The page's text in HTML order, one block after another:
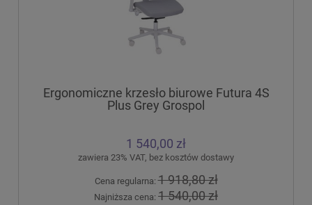
Ergonomiczne krzesło biurowe Futura 4S
Plus Grey Grospol
1 540,00 zł
zawiera 23% VAT, bez kosztów dostawy
Cena regularna:1 918,80 zł
Najniższa cena: 1 540,00 zł